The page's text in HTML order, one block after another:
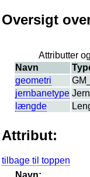
Oversigt
Attributter
Navn
geometri
jernbanetype
længde
Attribut:
tilbage til toppen
Navn: